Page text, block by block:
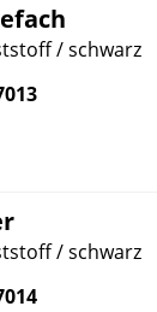
/ schwarz
/ schwarz